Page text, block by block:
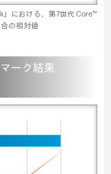
」における、第7世代 Core™
の相対値
ーク結果